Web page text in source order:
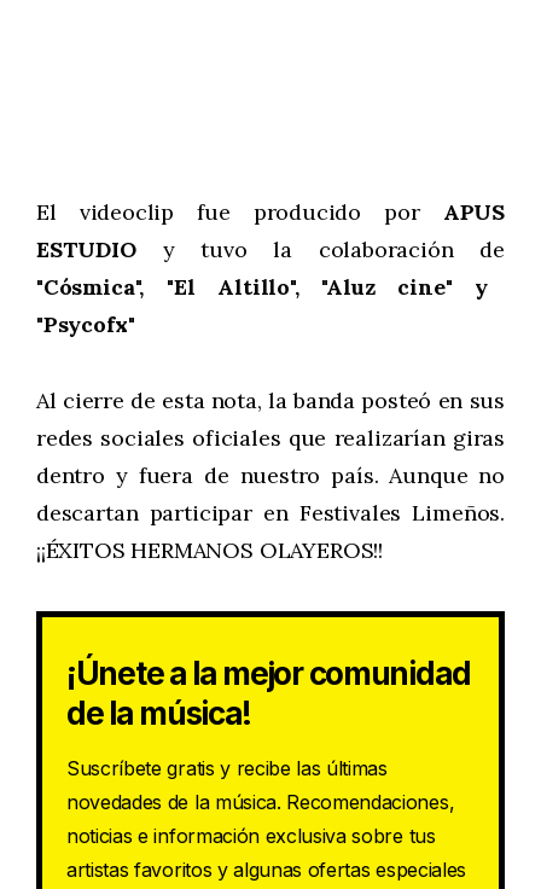
El videoclip fue producido por APUS
ESTUDIOy tuvo la colaboración de
"Cósmica", "El Altillo", "Aluz cine" y
"Psycofx"
Al cierre de esta nota, la banda posteó en sus
redes sociales oficiales que realizarían giras
dentro y fuera de nuestro país. Aunque no
descartan participar en Festivales Limeños.
¡¡ÉXITOS HERMANOS OLAYEROS!!
¡Únete a la mejor comunidad
de la música!
Suscríbete gratis y recibe las últimas
novedades de la música. Recomendaciones,
noticias e información exclusiva sobre tus
artistas favoritos y algunas ofertas especiales